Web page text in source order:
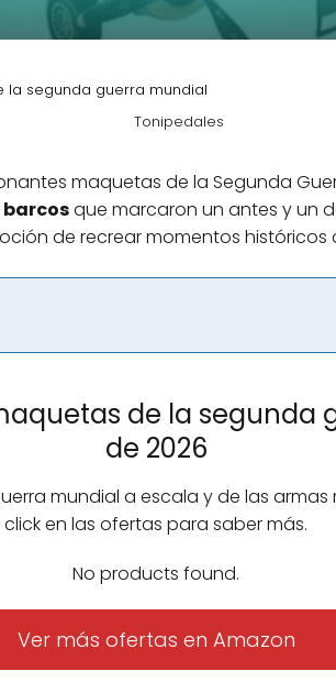
la segunda guerra mundial
Tonipedales
maquetas de la Segunda
barcosque marcaron un antes y un
de recrear momentos
de la segunda
de 2026
mundial a escala y de las
click en las ofertas para saber más.
No products found.
Ver más ofertas en Amazon